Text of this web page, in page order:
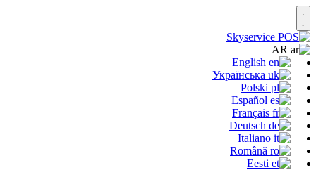
English
Українська
Polski
Español
Français
Deutsch
Italiano
Română
Eesti